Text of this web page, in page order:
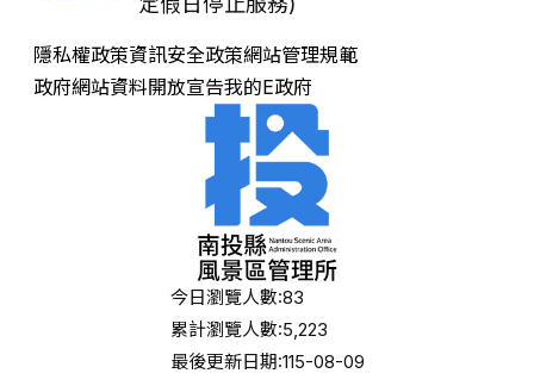
今日瀏覽人數:83
累計瀏覽人數:5,223
最後更新日期:115-08-09
隱私權政策資訊安全政策網站管理規範
政府網站資料開放宣告我的E政府